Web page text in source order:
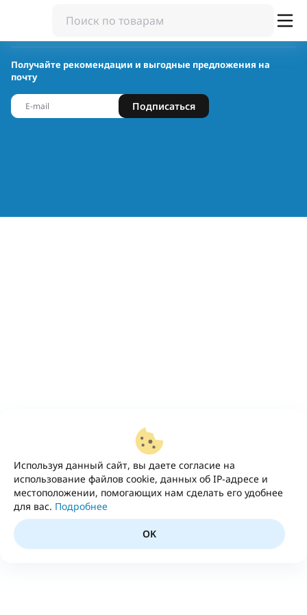
Используя данный сайт, вы даете согласие на
использование файлов cookie, данных об IP-адресе и
местоположении, помогающих нам сделать его удобнее
для вас. Подробнее
OK
Получайте рекомендации и выгодные предложения на
почту
Подписаться